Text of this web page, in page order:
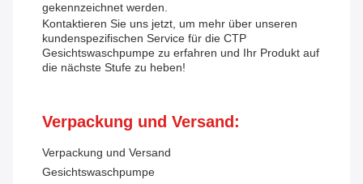
gekennzeichnet werden.
Kontaktieren Sie uns jetzt, um mehr über unseren
kundenspezifischen Service für die CTP
Gesichtswaschpumpe zu erfahren und Ihr Produkt auf
die nächste Stufe zu heben!
Verpackung und Versand:
Verpackung und Versand
Gesichtswaschpumpe